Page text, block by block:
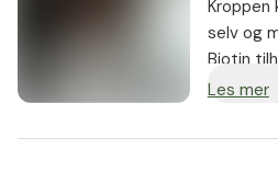
Kroppen
selv og
Biotin
Les mer